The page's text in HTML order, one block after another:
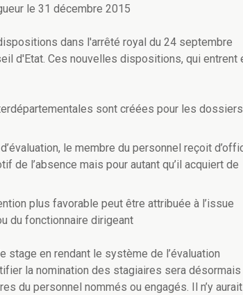
le 31 décembre 2015
dans l'arrêté royal du 24 septembre
d'Etat. Ces nouvelles dispositions, qui entrent
sont créées pour les dossiers
le membre du personnel reçoit
de l’absence mais pour autant qu’il acquiert de
plus favorable peut être attribuée à l’issue
du fonctionnaire dirigeant
en rendant le système de l’évaluation
la nomination des stagiaires sera désormais
du personnel nommés ou engagés. Il n’y aurait